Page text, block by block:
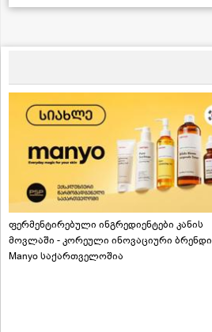
ფერმენტირებული ინგრედიენტები კანის
მოვლაში - კორეული ინოვაციური ბრენდი
Manyo საქართველოშია